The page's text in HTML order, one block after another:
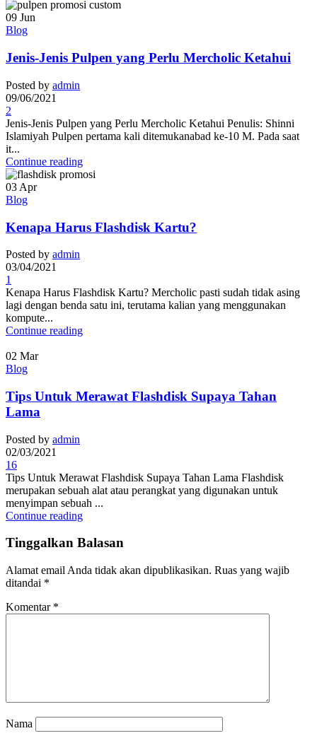
09 Jun
Blog
Jenis-Jenis Pulpen yang Perlu Mercholic Ketahui
Posted by admin
09/06/2021
2
Jenis-Jenis Pulpen yang Perlu Mercholic Ketahui Penulis: Shinni
Islamiyah Pulpen pertama kali ditemukanabad ke-10 M. Pada saat
it...
Continue reading
03 Apr
Blog
Kenapa Harus Flashdisk Kartu?
Posted by admin
03/04/2021
1
Kenapa Harus Flashdisk Kartu? Mercholic pasti sudah tidak asing
lagi dengan benda satu ini, terutama kalian yang menggunakan
kompute...
Continue reading
02 Mar
Blog
Tips Untuk Merawat Flashdisk Supaya Tahan
Lama
Posted by admin
02/03/2021
16
Tips Untuk Merawat Flashdisk Supaya Tahan Lama Flashdisk
merupakan sebuah alat atau perangkat yang digunakan untuk
menyimpan sebuah ...
Continue reading
Tinggalkan Balasan
Alamat email Anda tidak akan dipublikasikan. Ruas yang wajib
ditandai *
Komentar *
Nama